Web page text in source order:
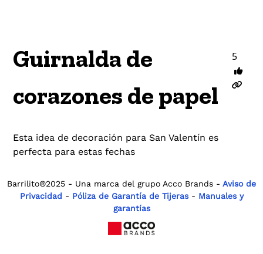
Guirnalda de
corazones de papel
5
Esta idea de decoración para San Valentín es
perfecta para estas fechas
Barrilito®2025 - Una marca del grupo Acco Brands - Aviso de
Privacidad - Póliza de Garantía de Tijeras - Manuales y
garantías